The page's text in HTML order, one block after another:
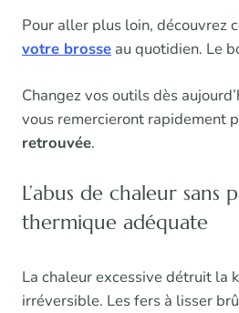
Pour aller plus loin, découvrez
votre brosse au quotidien. Le
Changez vos outils dès
vous remercieront rapidement
retrouvée.
L’abus de chaleur sans
thermique adéquate
La chaleur excessive détruit la
irréversible. Les fers à lisser